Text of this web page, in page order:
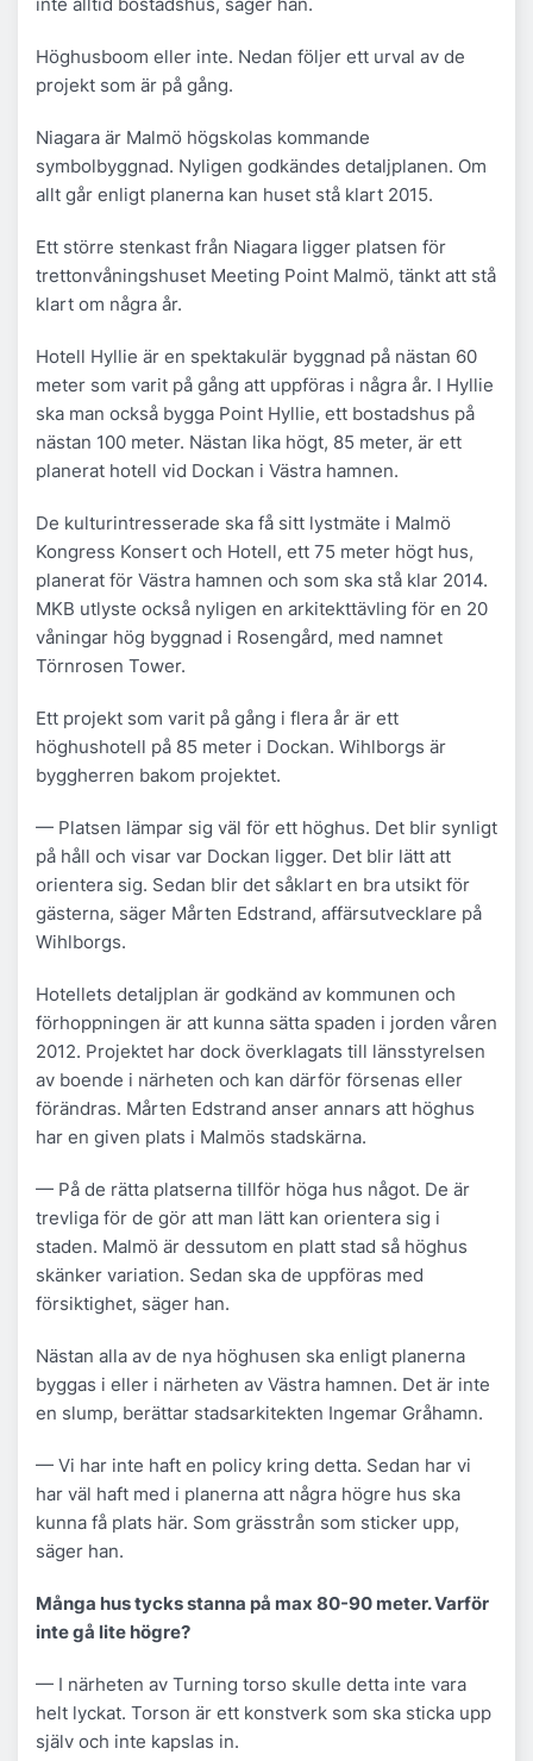
Höghusboom eller inte. Nedan följer ett urval av de
projekt som är på gång.
Niagara är Malmö högskolas kommande
symbolbyggnad. Nyligen godkändes detaljplanen. Om
allt går enligt planerna kan huset stå klart 2015.
Ett större stenkast från Niagara ligger platsen för
trettonvåningshuset Meeting Point Malmö, tänkt att stå
klart om några år.
Hotell Hyllie är en spektakulär byggnad på nästan 60
meter som varit på gång att uppföras i några år. I Hyllie
ska man också bygga Point Hyllie, ett bostadshus på
nästan 100 meter. Nästan lika högt, 85 meter, är ett
planerat hotell vid Dockan i Västra hamnen.
De kulturintresserade ska få sitt lystmäte i Malmö
Kongress Konsert och Hotell, ett 75 meter högt hus,
planerat för Västra hamnen och som ska stå klar 2014.
MKB utlyste också nyligen en arkitekttävling för en 20
våningar hög byggnad i Rosengård, med namnet
Törnrosen Tower.
Ett projekt som varit på gång i flera år är ett
höghushotell på 85 meter i Dockan. Wihlborgs är
byggherren bakom projektet.
— Platsen lämpar sig väl för ett höghus. Det blir synligt
på håll och visar var Dockan ligger. Det blir lätt att
orientera sig. Sedan blir det såklart en bra utsikt för
gästerna, säger Mårten Edstrand, affärsutvecklare på
Wihlborgs.
Hotellets detaljplan är godkänd av kommunen och
förhoppningen är att kunna sätta spaden i jorden våren
2012. Projektet har dock överklagats till länsstyrelsen
av boende i närheten och kan därför försenas eller
förändras. Mårten Edstrand anser annars att höghus
har en given plats i Malmös stadskärna.
— På de rätta platserna tillför höga hus något. De är
trevliga för de gör att man lätt kan orientera sig i
staden. Malmö är dessutom en platt stad så höghus
skänker variation. Sedan ska de uppföras med
försiktighet, säger han.
Nästan alla av de nya höghusen ska enligt planerna
byggas i eller i närheten av Västra hamnen. Det är inte
en slump, berättar stadsarkitekten Ingemar Gråhamn.
— Vi har inte haft en policy kring detta. Sedan har vi
har väl haft med i planerna att några högre hus ska
kunna få plats här. Som grässtrån som sticker upp,
säger han.
Många hus tycks stanna på max 80-90 meter. Varför
inte gå lite högre?
— I närheten av Turning torso skulle detta inte vara
helt lyckat. Torson är ett konstverk som ska sticka upp
själv och inte kapslas in.